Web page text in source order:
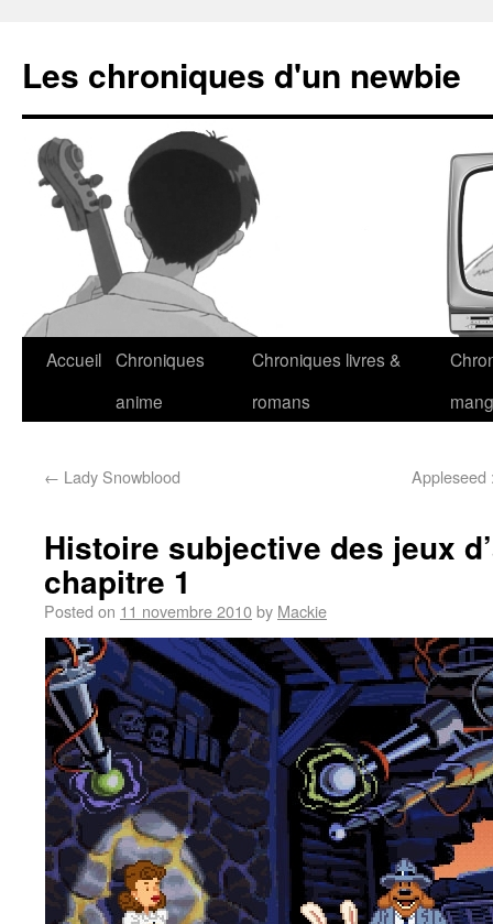
Les chroniques d'un newbie
Accueil Chroniques
anime
Chroniques livres &
romans
← Lady Snowblood Appleseed
Histoire subjective des jeux
chapitre 1
Posted on 11 novembre 2010by Mackie